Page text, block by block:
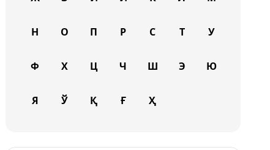
Н О П Р С Т У
Ф Х Ц Ч Ш Э Ю
Я Ў Қ Ғ Ҳ